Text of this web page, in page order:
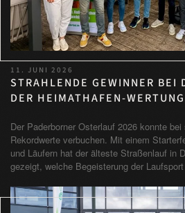
11. JUNI 2026
STRAHLENDE GEWINNER BEI
DER HEIMATHAFEN-
Der Paderborner Osterlauf 2026 konnte
Rekordwerte verbuchen. Mit einem
und Läufern hat der älteste Straßenlauf in
gezeigt, welche Begeisterung der